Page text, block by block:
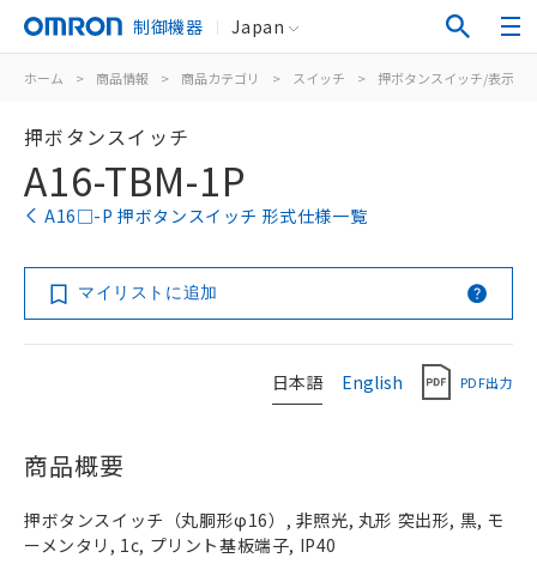
制御機器 Japan
ホーム > 商品情報 > 商品カテゴリ > スイッチ > 押ボタンスイッチ/表示灯
押ボタンスイッチ
A16-TBM-1P
A16□-P 押ボタンスイッチ 形式仕様一覧
マイリストに追加
日本語 English PDF出力
商品概要
押ボタンスイッチ（丸胴形φ16）, 非照光, 丸形 突出形, 黒, モ
ーメンタリ, 1c, プリント基板端子, IP40